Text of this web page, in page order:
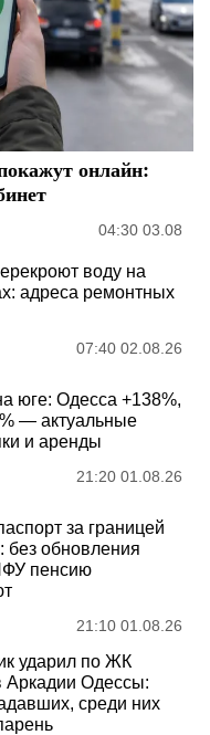
онлайн:
04:30 03.08
воду на
адреса ремонтных
07:40 02.08.26
юге: Одесса +138%,
— актуальные
и аренды
21:20 01.08.26
за границей
без обновления
пенсию
21:10 01.08.26
ударил по ЖК
Аркадии Одессы:
среди них